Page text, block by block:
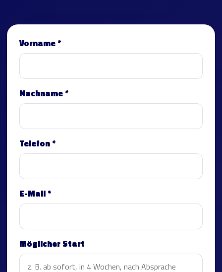
Vorname *
Nachname *
Telefon *
E-Mail *
Möglicher Start